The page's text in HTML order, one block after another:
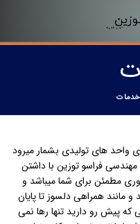
خدمات
واحد های تولیدی بشمار میرود
فراسو توزین با داشتن
مطمئن برای شما میباشد و
و مانند همراهی دلسوز تا پایان
که پیش رو دارید تنها رها نمی